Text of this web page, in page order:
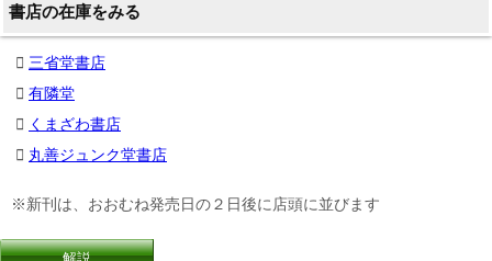
書店の在庫をみる
三省堂書店
有隣堂
くまざわ書店
丸善ジュンク堂書店
※新刊は、おおむね発売日の２日後に店頭に並びます